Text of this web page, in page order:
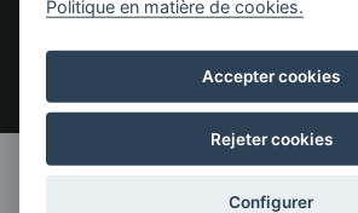
Menú
Politique en matière de cookies.
Accepter cookies
Rejeter cookies
Configurer